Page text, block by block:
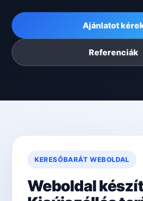
Ajánlatot
Referenciák
KERESŐBARÁT WEBOLDAL
Weboldal